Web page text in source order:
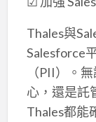
Thales與
Salesforce
（PII）。
心，還是託
Thales都能